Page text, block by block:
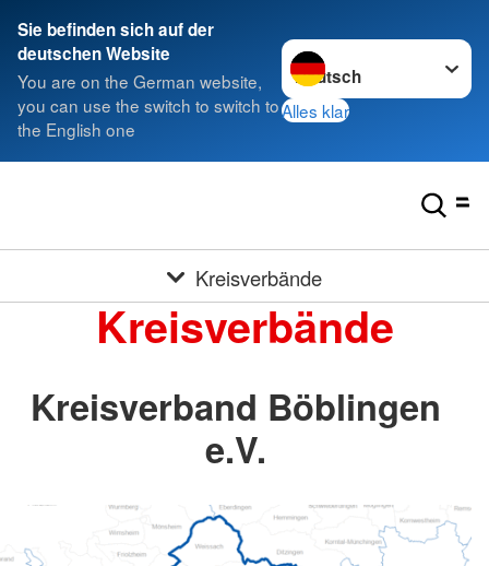
Sie befinden sich auf der
deutschen Website
You are on the German website,
you can use the switch to switch to
the English one
Sprache wechseln zu
Alles klar
Kreisverbände
Kreisverbände
Kreisverband Böblingen
e.V.